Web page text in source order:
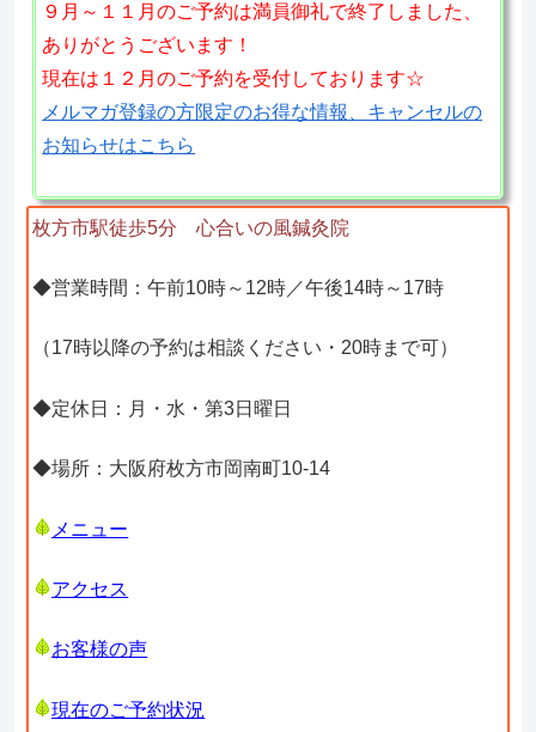
９月～１１月のご予約は満員御礼で終了しました、
ありがとうございます！
現在は１２月のご予約を受付しております☆
メルマガ登録の方限定のお得な情報、キャンセルの
お知らせはこちら
枚方市駅徒歩5分 心合いの風鍼灸院
◆営業時間：午前10時～12時／午後14時～17時
（17時以降の予約は相談ください・20時まで可）
◆定休日：月・水・第3日曜日
◆場所：大阪府枚方市岡南町10-14
メニュー
アクセス
お客様の声
現在のご予約状況